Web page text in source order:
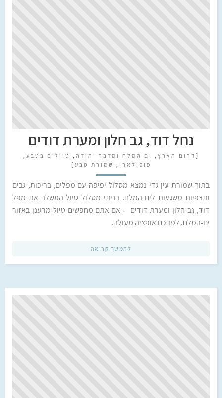
נחל דוד, גב חלון ומערת דודים
[ דרום הארץ , ים המלח ומדבר יהודה , טיולים בטבע ,
פופולארי , שמורת טבע ]
בתוך שמורת עין גדי נמצא מסלול יפיפה עם מפלים, בריכות, גבים
ותצפיות משגעות לים המלח. בניתי מסלול טיול המשלב את מפל
דוד, גב חלון ומערת דודים - אם אתם מחפשים טיול מרענן באזור
ים-המלח, לפניכם אופציה מעולה.
להמשך קריאה